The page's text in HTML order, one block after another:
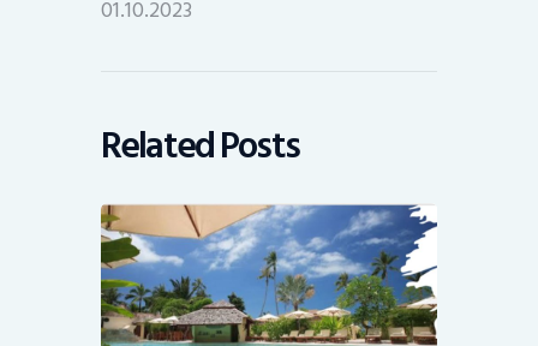
01.10.2023
Related Posts